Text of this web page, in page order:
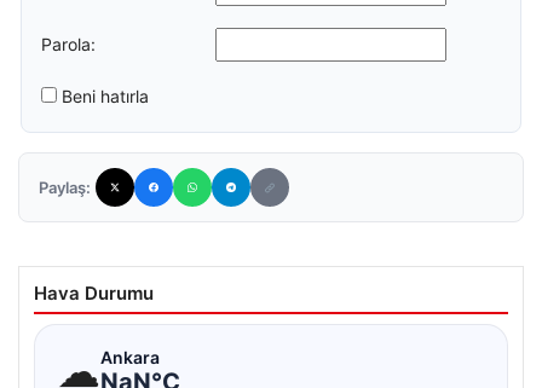
Parola:
Beni hatırla
Paylaş:
Hava Durumu
☁Ankara
NaN°C